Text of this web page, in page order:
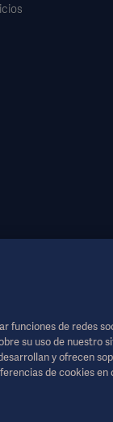
u otras audiencias
basada en este
o permitido en
funciones de redes
su uso de nuestro
y ofrecen
de cookies